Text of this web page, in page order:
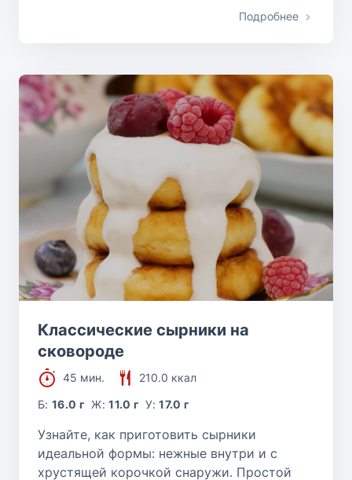
Подробнее
Классические сырники на
сковороде
45 мин.
210.0 ккал
Б:16.0 г Ж:11.0 г У:17.0 г
Узнайте, как приготовить сырники
идеальной формы: нежные внутри и с
хрустящей корочкой снаружи. Простой